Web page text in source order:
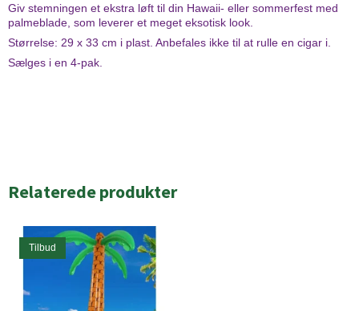
Giv stemningen et ekstra løft til din Hawaii- eller sommerfest med
palmeblade, som leverer et meget eksotisk look.
Størrelse: 29 x 33 cm i plast. Anbefales ikke til at rulle en cigar i.
Sælges i en 4-pak.
Relaterede produkter
Tilbud